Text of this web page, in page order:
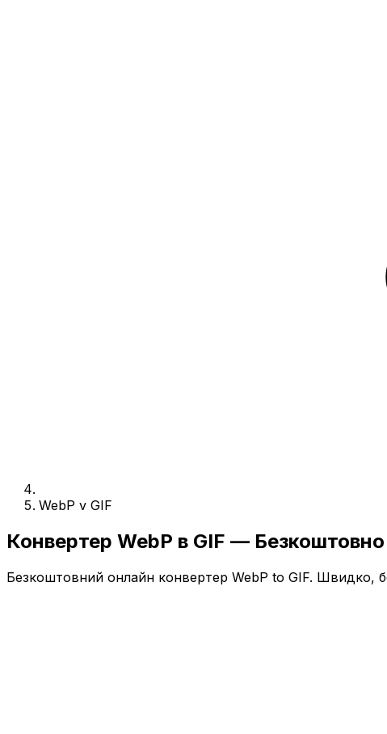
WebP v GIF
Конвертер WebP в GIF —
Безкоштовний онлайн конвертер WebP to GIF. Швидко,